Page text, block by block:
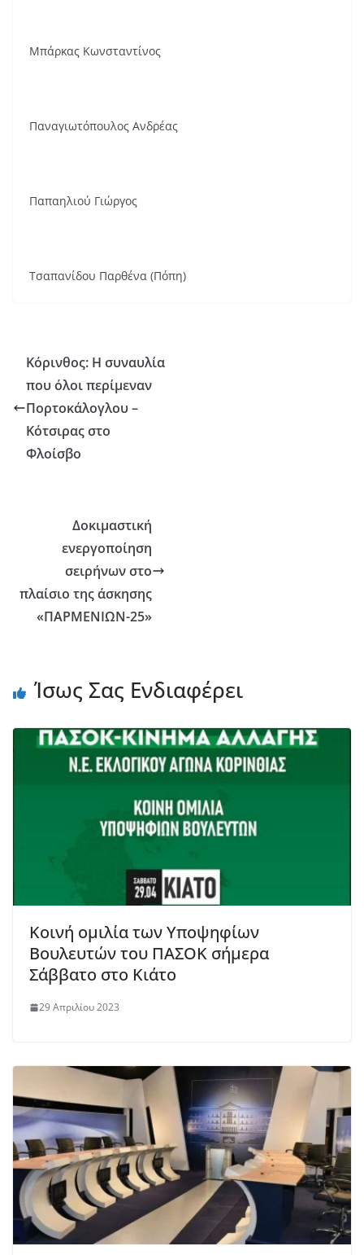
Μπάρκας Κωνσταντίνος
Παναγιωτόπουλος Ανδρέας
Παπαηλιού Γιώργος
Τσαπανίδου Παρθένα (Πόπη)
Κόρινθος: Η συναυλία
που όλοι περίμεναν
Πορτοκάλογλου –
Κότσιρας στο
Φλοίσβο
Δοκιμαστική
ενεργοποίηση
σειρήνων στο
πλαίσιο της άσκησης
«ΠΑΡΜΕΝΙΩΝ-25»
Ίσως Σας Ενδιαφέρει
Κοινή ομιλία των Υποψηφίων
Βουλευτών του ΠΑΣΟΚ σήμερα
Σάββατο στο Κιάτο
29 Απριλίου 2023